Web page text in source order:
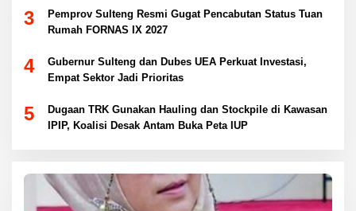
3
Pemprov Sulteng Resmi Gugat Pencabutan Status Tuan
Rumah FORNAS IX 2027
4
Gubernur Sulteng dan Dubes UEA Perkuat Investasi,
Empat Sektor Jadi Prioritas
5
Dugaan TRK Gunakan Hauling dan Stockpile di Kawasan
IPIP, Koalisi Desak Antam Buka Peta IUP